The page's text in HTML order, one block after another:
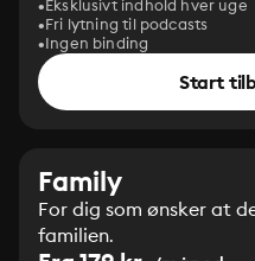
Eksklusivt indhold hver uge
Fri lytning til podcasts
Ingen binding
Start
Family
For dig som ønsker at
familien.